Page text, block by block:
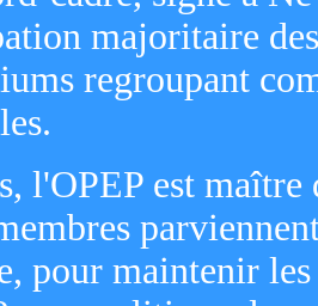
majoritaire
regroupant
l'OPEP est
pour maintenir